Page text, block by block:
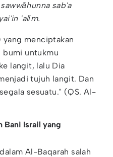
sab'a
'alīm.
menciptakan
bumi untukmu
langit, lalu Dia
tujuh langit. Dan
sesuatu." (QS. Al-
Bani Israil yang
Al-Baqarah salah